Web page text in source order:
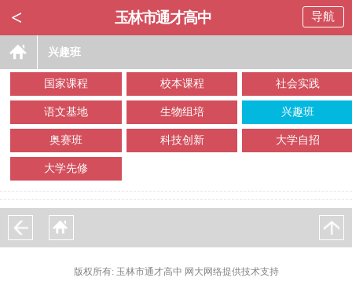
< 玉林市通才高中 导航
兴趣班
国家课程 校本课程 社会实践
语文基地 生物组培 兴趣班
奥赛班 科技创新 大学自招
大学先修
版权所有: 玉林市通才高中 网大网络提供技术支持